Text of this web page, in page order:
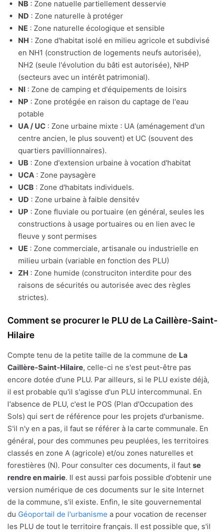
NB : Zone natuelle partiellement desservie
ND : Zone naturelle à protéger
NE : Zone naturelle écologique et sensible
NH : Zone d'habitat isolé en milieu agricole et subdivisé
en NH1 (construction de logements neufs autorisée),
NH2 (seule l'évolution du bâti est autorisée), NHP
(secteurs avec un intérêt patrimonial).
NI : Zone de camping et d'équipements de loisirs
NP : Zone protégée en raison du captage de l'eau
potable
UA / UC : Zone urbaine mixte : UA (aménagement d'un
centre ancien, le plus souvent) et UC (souvent des
quartiers pavillionnaires).
UB : Zone d'extension urbaine à vocation d'habitat
UCA : Zone paysagère
UCB : Zone d'habitats individuels.
UD : Zone urbaine à faible densitév
UP : Zone fluviale ou portuaire (en général, seules les
constructions à usage portuaires ou en lien avec le
fleuve y sont permises
UE : Zone commerciale, artisanale ou industrielle en
milieu urbain (variable en fonction des PLU)
ZH : Zone humide (construciton interdite pour des
raisons de sécurités ou autorisée avec des règles
strictes).
Comment se procurer le PLU de La Caillère-Saint-
Hilaire
Compte tenu de la petite taille de la commune de La
Caillère-Saint-Hilaire, celle-ci ne s'est peut-être pas
encore dotée d'une PLU. Par ailleurs, si le PLU existe déjà,
il est probable qu'il s'agisse d'un PLU intercommunal. En
l'absence de PLU, c'est le POS (Plan d'Occupation des
Sols) qui sert de référence pour les projets d'urbanisme.
S'il n'y en a pas, il faut se référer à la carte communale. En
général, pour des communes peu peuplées, les territoires
classés en zone A (agricole) et/ou zones naturelles et
forestières (N). Pour consulter ces documents, il faut se
rendre en mairie. Il est aussi parfois possible d'obtenir une
version numérique de ces documents sur le site Internet
de la commune, s'il existe. Enfin, le site gouvernemental
du Géoportail de l'urbanisme a pour vocation de recenser
les PLU de tout le territoire français. Il est possible que, s'il